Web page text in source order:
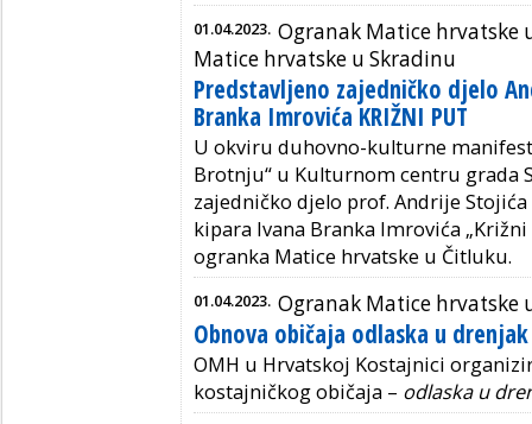
01.04.2023. Ogranak Matice hrvatske
Matice hrvatske u Skradinu
Predstavljeno zajedničko djelo
Branka Imrovića KRIŽNI PUT
U okviru duhovno-kulturne
Brotnju“ u Kulturnom centru grada
zajedničko djelo prof. Andrije
kipara Ivana Branka Imrovića
ogranka Matice hrvatske u Čitluku.
01.04.2023. Ogranak Matice hrvatske
Obnova običaja odlaska u
OMH u Hrvatskoj Kostajnici
kostajničkog običaja – odlaska u